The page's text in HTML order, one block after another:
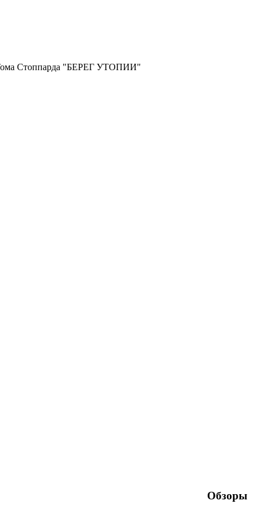
Тома Стоппарда "БЕРЕГ УТОПИИ"
Обзоры